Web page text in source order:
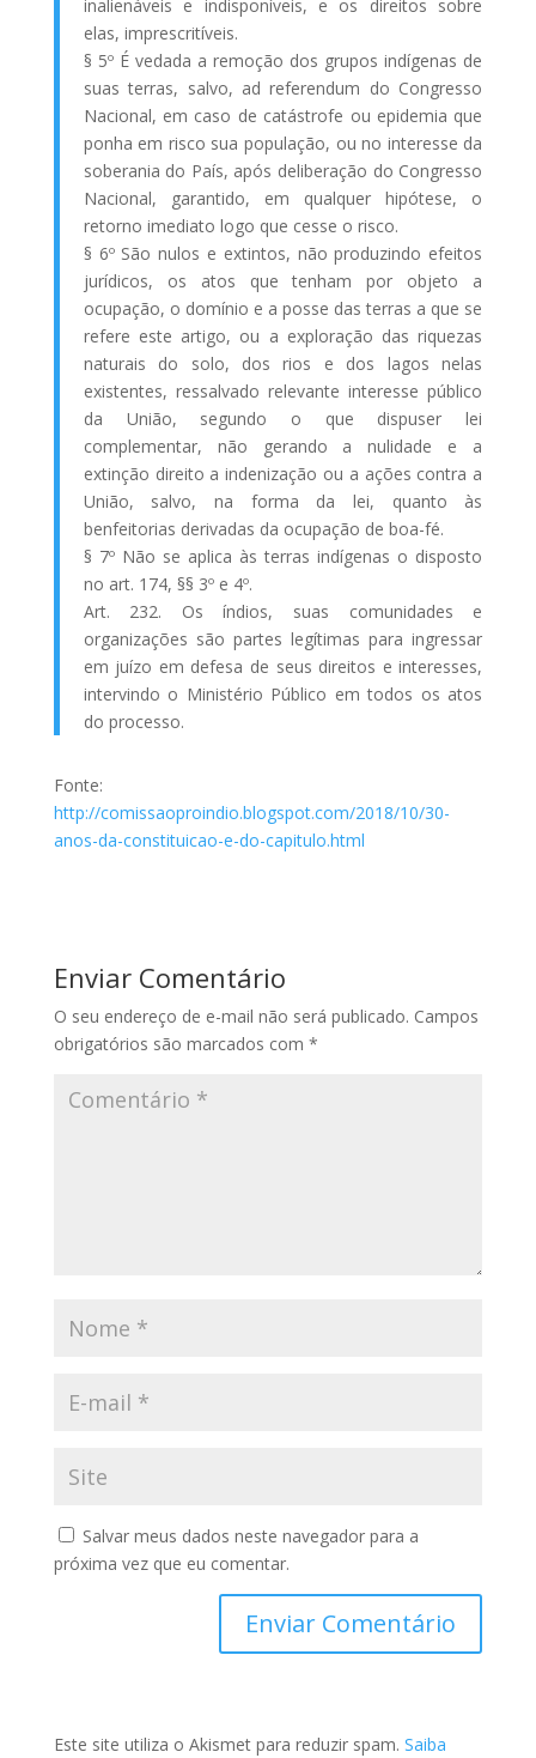
inalienáveis e indisponíveis, e os direitos sobre
elas, imprescritíveis.
§ 5º É vedada a remoção dos grupos indígenas de
suas terras, salvo, ad referendum do Congresso
Nacional, em caso de catástrofe ou epidemia que
ponha em risco sua população, ou no interesse da
soberania do País, após deliberação do Congresso
Nacional, garantido, em qualquer hipótese, o
retorno imediato logo que cesse o risco.
§ 6º São nulos e extintos, não produzindo efeitos
jurídicos, os atos que tenham por objeto a
ocupação, o domínio e a posse das terras a que se
refere este artigo, ou a exploração das riquezas
naturais do solo, dos rios e dos lagos nelas
existentes, ressalvado relevante interesse público
da União, segundo o que dispuser lei
complementar, não gerando a nulidade e a
extinção direito a indenização ou a ações contra a
União, salvo, na forma da lei, quanto às
benfeitorias derivadas da ocupação de boa-fé.
§ 7º Não se aplica às terras indígenas o disposto
no art. 174, §§ 3º e 4º.
Art. 232. Os índios, suas comunidades e
organizações são partes legítimas para ingressar
em juízo em defesa de seus direitos e interesses,
intervindo o Ministério Público em todos os atos
do processo.
Fonte:
http://comissaoproindio.blogspot.com/2018/10/30-
anos-da-constituicao-e-do-capitulo.html
Enviar Comentário
O seu endereço de e-mail não será publicado. Campos
obrigatórios são marcados com *
Salvar meus dados neste navegador para a
próxima vez que eu comentar.
Este site utiliza o Akismet para reduzir spam. Saiba